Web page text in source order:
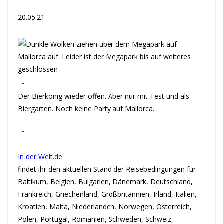
20.05.21
•
Der Bierkönig wieder offen. Aber nur mit Test und als
Biergarten. Noch keine Party auf Mallorca.
•
In der Welt.de
findet ihr den aktuellen Stand der Reisebedingungen für
Baltikum, Belgien, Bulgarien, Dänemark, Deutschland,
Frankreich, Griechenland, Großbritannien, Irland, Italien,
Kroatien, Malta, Niederlanden, Norwegen, Österreich,
Polen, Portugal, Römänien, Schweden, Schweiz,